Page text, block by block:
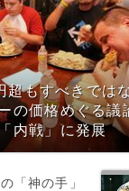
超もすべきでは
の価格めぐる議
内戦」に発展
「神の手」